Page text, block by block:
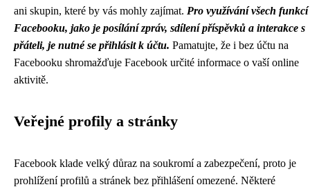
ani skupin, které by vás mohly zajímat. Pro využívání všech funkcí
Facebooku, jako je posílání zpráv, sdílení příspěvků a interakce s
přáteli, je nutné se přihlásit k účtu. Pamatujte, že i bez účtu na
Facebooku shromažďuje Facebook určité informace o vaší online
aktivitě.
Veřejné profily a stránky
Facebook klade velký důraz na soukromí a zabezpečení, proto je
prohlížení profilů a stránek bez přihlášení omezené. Některé